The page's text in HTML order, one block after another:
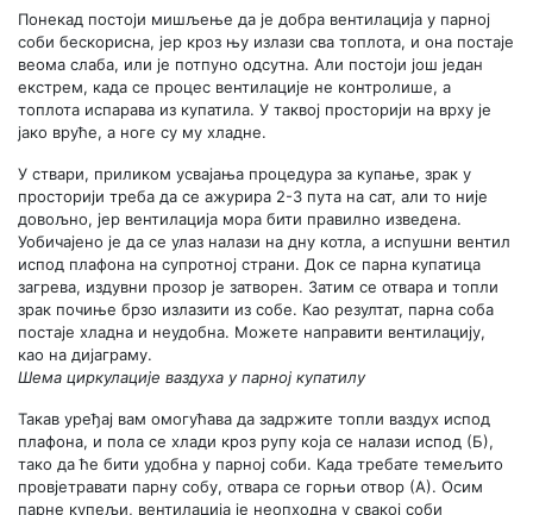
Понекад постоји мишљење да је добра вентилација у парној
соби бескорисна, јер кроз њу излази сва топлота, и она постаје
веома слаба, или је потпуно одсутна. Али постоји још један
екстрем, када се процес вентилације не контролише, а
топлота испарава из купатила. У таквој просторији на врху је
јако вруће, а ноге су му хладне.
У ствари, приликом усвајања процедура за купање, зрак у
просторији треба да се ажурира 2-3 пута на сат, али то није
довољно, јер вентилација мора бити правилно изведена.
Уобичајено је да се улаз налази на дну котла, а испушни вентил
испод плафона на супротној страни. Док се парна купатица
загрева, издувни прозор је затворен. Затим се отвара и топли
зрак почиње брзо излазити из собе. Као резултат, парна соба
постаје хладна и неудобна. Можете направити вентилацију,
као на дијаграму.
Шема циркулације ваздуха у парној купатилу
Такав уређај вам омогућава да задржите топли ваздух испод
плафона, и пола се хлади кроз рупу која се налази испод (Б),
тако да ће бити удобна у парној соби. Када требате темељито
провјетравати парну собу, отвара се горњи отвор (А). Осим
парне купељи, вентилација је неопходна у свакој соби